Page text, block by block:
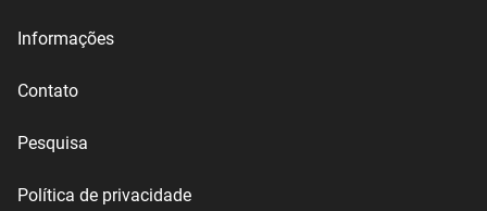
Informações
Contato
Pesquisa
Política de privacidade